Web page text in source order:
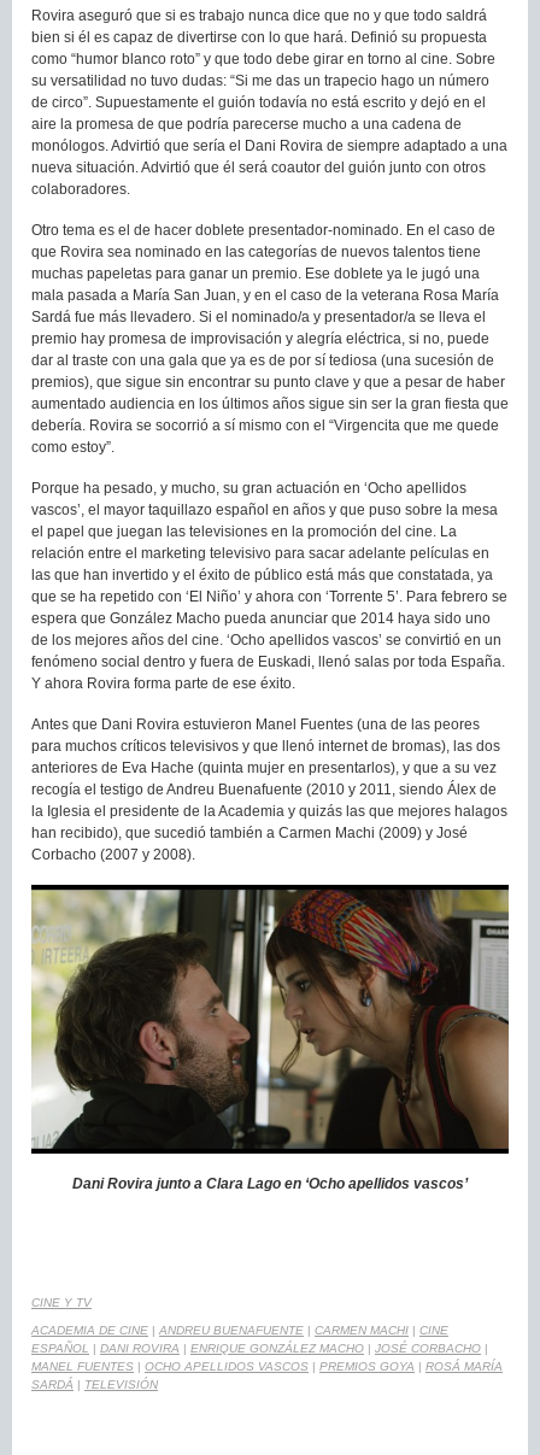
Rovira aseguró que si es trabajo nunca dice que no y que todo saldrá
bien si él es capaz de divertirse con lo que hará. Definió su propuesta
como “humor blanco roto” y que todo debe girar en torno al cine. Sobre
su versatilidad no tuvo dudas: “Si me das un trapecio hago un número
de circo”. Supuestamente el guión todavía no está escrito y dejó en el
aire la promesa de que podría parecerse mucho a una cadena de
monólogos. Advirtió que sería el Dani Rovira de siempre adaptado a una
nueva situación. Advirtió que él será coautor del guión junto con otros
colaboradores.
Otro tema es el de hacer doblete presentador-nominado. En el caso de
que Rovira sea nominado en las categorías de nuevos talentos tiene
muchas papeletas para ganar un premio. Ese doblete ya le jugó una
mala pasada a María San Juan, y en el caso de la veterana Rosa María
Sardá fue más llevadero. Si el nominado/a y presentador/a se lleva el
premio hay promesa de improvisación y alegría eléctrica, si no, puede
dar al traste con una gala que ya es de por sí tediosa (una sucesión de
premios), que sigue sin encontrar su punto clave y que a pesar de haber
aumentado audiencia en los últimos años sigue sin ser la gran fiesta que
debería. Rovira se socorrió a sí mismo con el “Virgencita que me quede
como estoy”.
Porque ha pesado, y mucho, su gran actuación en ‘Ocho apellidos
vascos’, el mayor taquillazo español en años y que puso sobre la mesa
el papel que juegan las televisiones en la promoción del cine. La
relación entre el marketing televisivo para sacar adelante películas en
las que han invertido y el éxito de público está más que constatada, ya
que se ha repetido con ‘El Niño’ y ahora con ‘Torrente 5’. Para febrero se
espera que González Macho pueda anunciar que 2014 haya sido uno
de los mejores años del cine. ‘Ocho apellidos vascos’ se convirtió en un
fenómeno social dentro y fuera de Euskadi, llenó salas por toda España.
Y ahora Rovira forma parte de ese éxito.
Antes que Dani Rovira estuvieron Manel Fuentes (una de las peores
para muchos críticos televisivos y que llenó internet de bromas), las dos
anteriores de Eva Hache (quinta mujer en presentarlos), y que a su vez
recogía el testigo de Andreu Buenafuente (2010 y 2011, siendo Álex de
la Iglesia el presidente de la Academia y quizás las que mejores halagos
han recibido), que sucedió también a Carmen Machi (2009) y José
Corbacho (2007 y 2008).
Dani Rovira junto a Clara Lago en ‘Ocho apellidos vascos’
CINE Y TV
ACADEMIA DE CINE | ANDREU BUENAFUENTE | CARMEN MACHI | CINE
ESPAÑOL
| DANI ROVIRA | ENRIQUE GONZÁLEZ MACHO | JOSÉ CORBACHO |
MANEL FUENTES | OCHO APELLIDOS VASCOS | PREMIOS GOYA | ROSÁ MARÍA
SARDÁ | TELEVISIÓN